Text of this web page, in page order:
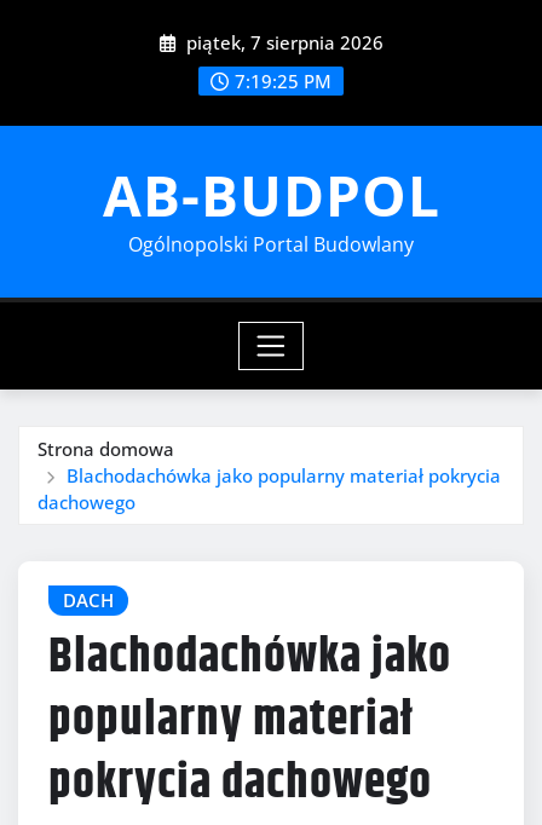
piątek, 7 sierpnia 2026
7:19:26 PM
AB-BUDPOL
Ogólnopolski Portal Budowlany
Strona domowa
Blachodachówka jako popularny materiał pokrycia
dachowego
DACH
Blachodachówka jako
popularny materiał
pokrycia dachowego